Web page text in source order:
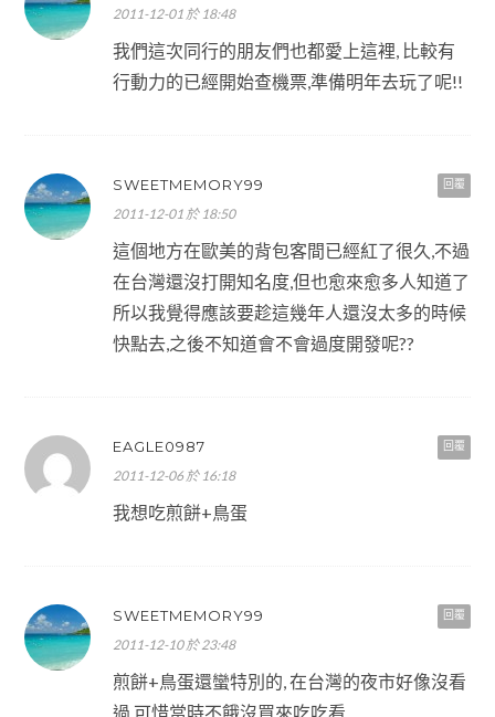
2011-12-01 於 18:48
我們這次同行的朋友們也都愛上這裡, 比較有
行動力的已經開始查機票,準備明年去玩了呢!!
回覆
SWEETMEMORY99
2011-12-01 於 18:50
這個地方在歐美的背包客間已經紅了很久,不過
在台灣還沒打開知名度,但也愈來愈多人知道了
所以我覺得應該要趁這幾年人還沒太多的時候
快點去,之後不知道會不會過度開發呢??
回覆
EAGLE0987
2011-12-06 於 16:18
我想吃煎餅+鳥蛋
回覆
SWEETMEMORY99
2011-12-10 於 23:48
煎餅+鳥蛋還蠻特別的, 在台灣的夜市好像沒看
過,可惜當時不餓沒買來吃吃看.